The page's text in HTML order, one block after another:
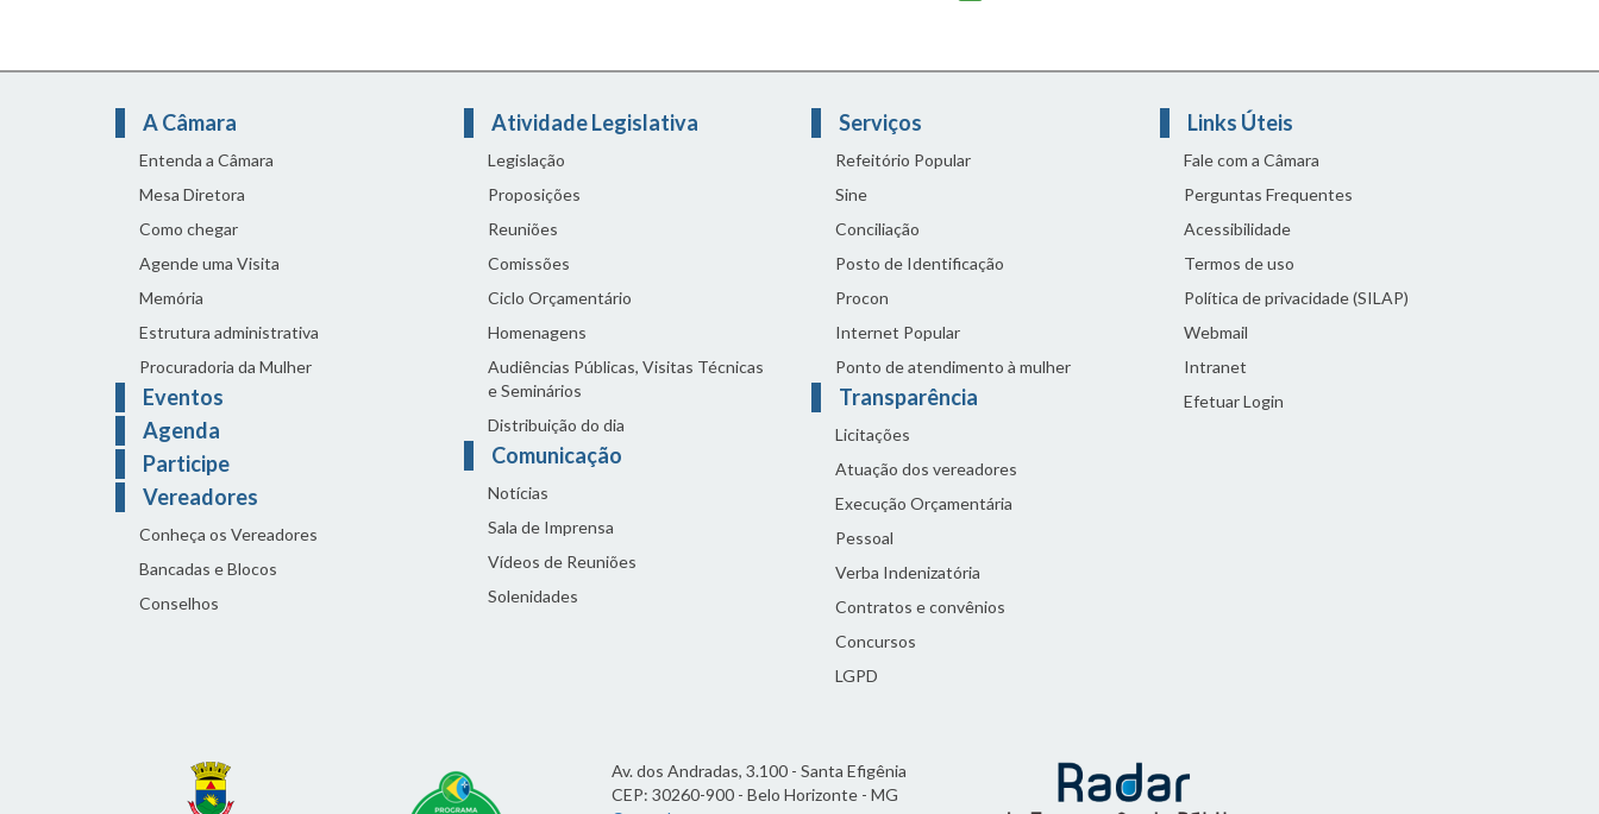
A Câmara
Entenda a Câmara
Mesa Diretora
Como chegar
Agende uma Visita
Memória
Estrutura administrativa
Procuradoria da Mulher
Eventos
Agenda
Participe
Vereadores
Conheça os Vereadores
Bancadas e Blocos
Conselhos
Atividade Legislativa
Legislação
Proposições
Reuniões
Comissões
Ciclo Orçamentário
Homenagens
Audiências Públicas, Visitas Técnicas
e Seminários
Distribuição do dia
Comunicação
Notícias
Sala de Imprensa
Vídeos de Reuniões
Solenidades
Serviços
Refeitório Popular
Sine
Conciliação
Posto de Identificação
Procon
Internet Popular
Ponto de atendimento à mulher
Transparência
Licitações
Atuação dos vereadores
Execução Orçamentária
Pessoal
Verba Indenizatória
Contratos e convênios
Concursos
LGPD
Links Úteis
Fale com a Câmara
Perguntas Frequentes
Acessibilidade
Termos de uso
Política de privacidade (SILAP)
Webmail
Intranet
Efetuar Login
Av. dos Andradas, 3.100 - Santa Efigênia
CEP: 30260-900 - Belo Horizonte - MG